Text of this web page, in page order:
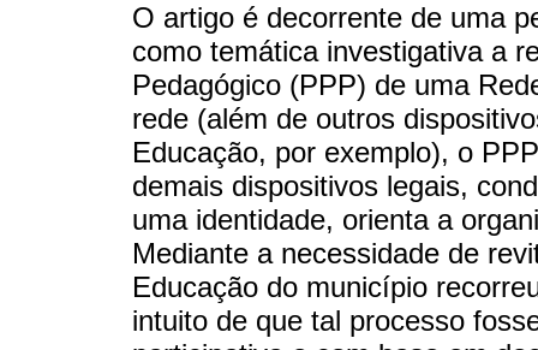
O artigo é decorrente de uma
como temática investigativa a
Pedagógico (PPP) de uma
rede (além de outros
Educação, por exemplo), o
demais dispositivos legais,
uma identidade, orienta a
Mediante a necessidade de
Educação do município
intuito de que tal processo